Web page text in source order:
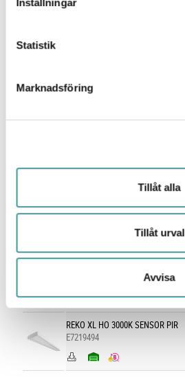
Inställningar
Statistik
Marknadsföring
Tillåt alla
Tillåt urval
Avvisa
REKO XL 4K SENSOR BT ÖK
REKO XL 4K SENSOR ÖK
REKO XL HO 3000K SENSOR PIR
E7219494